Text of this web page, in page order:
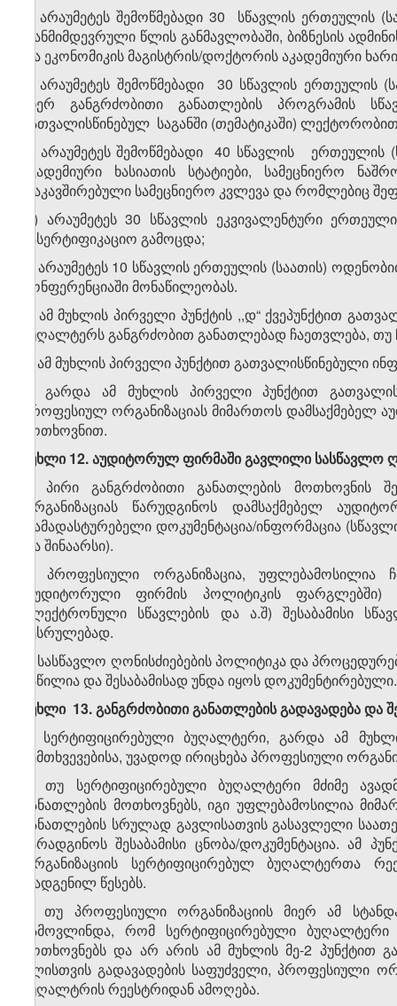
ა) არაუმეტეს შემოწმებადი 30 სწავლის ერთეულის
თანმიმდევრული წლის განმავლობაში, ბიზნესის
და ეკონომიკის მაგისტრის/დოქტორის აკადემიური
ბ) არაუმეტეს შემოწმებადი 30 სწავლის
მიერ განგრძობითი განათლების პროგრამის
გათვალისწინებულ საგანში (თემატიკაში)
გ) არაუმეტეს შემოწმებადი 40 სწავლის
აკადემიური ხასიათის სტატიები, სამეცნიერო
დაკავშირებული სამეცნიერო კვლევა და რომლებიც
დ) არაუმეტეს 30 სწავლის ეკვივალენტური
სასერტიფიკაციო გამოცდა;
ე) არაუმეტეს 10 სწავლის ერთეულის (საათის)
კონფერენციაში მონაწილეობას.
2. ამ მუხლის პირველი პუნქტის ,,დ“ ქვეპუნქტით
ბუღალტერს განგრძობით განათლებად ჩაეთვლება,
3. ამ მუხლის პირველი პუნქტით გათვალისწინებული
4. გარდა ამ მუხლის პირველი პუნქტით
პროფესიულ ორგანიზაციას მიმართოს
მოთხოვნით.
მუხლი 12. აუდიტორულ ფირმაში გავლილი სასწავლო
1. პირი განგრძობითი განათლების მოთხოვნის
ორგანიზაციას წარუდგინოს დამსაქმებელ
დამადასტურებელი დოკუმენტაცია/ინფორმაცია
და შინაარსი).
2. პროფესიული ორგანიზაცია,
(აუდიტორული ფირმის პოლიტიკის ფარგლებში)
ელექტრონული სწავლების და ა.შ) შესაბამისი
შესრულებად.
3. სასწავლო ღონისძიებების პოლიტიკა და
ნაწილია და შესაბამისად უნდა იყოს დოკუმენტირებული.
მუხლი 13. განგრძობითი განათლების გადავადებადა
1. სერტიფიცირებული ბუღალტერი, გარდა ამ
შემთხვევებისა, უვადოდ ირიცხება პროფესიული
2. თუ სერტიფიცირებული ბუღალტერი მძიმე
განათლების მოთხოვნებს, იგი უფლებამოსილია
განათლების სრულად გავლისათვის გასავლელი
წარადგინოს შესაბამისი ცნობა/დოკუმენტაცია. ამ
ორგანიზაციის სერტიფიცირებულ ბუღალტერთა
დადგენილ წესებს.
3. თუ პროფესიული ორგანიზაციის მიერ ამ
გამოვლინდა, რომ სერტიფიცირებული
მოთხოვნებს და არ არის ამ მუხლის მე-2 პუნქტით
წლისთვის გადავადების საფუძველი, პროფესიული
ბუღალტრის რეესტრიდან ამოღება.